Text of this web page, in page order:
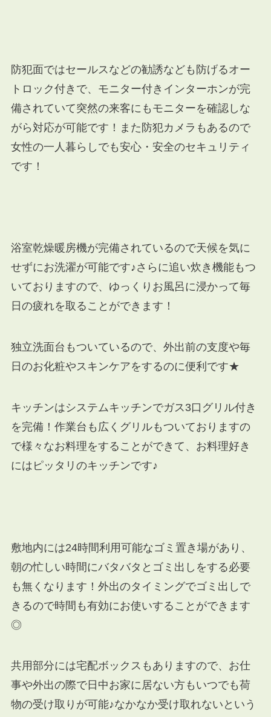
防犯面ではセールスなどの勧誘なども防げるオー
トロック付きで、モニター付きインターホンが完
備されていて突然の来客にもモニターを確認しな
がら対応が可能です！また防犯カメラもあるので
女性の一人暮らしでも安心・安全のセキュリティ
です！
浴室乾燥暖房機が完備されているので天候を気に
せずにお洗濯が可能です♪さらに追い炊き機能もつ
いておりますので、ゆっくりお風呂に浸かって毎
日の疲れを取ることができます！
独立洗面台もついているので、外出前の支度や毎
日のお化粧やスキンケアをするのに便利です★
キッチンはシステムキッチンでガス3口グリル付き
を完備！作業台も広くグリルもついておりますの
で様々なお料理をすることができて、お料理好き
にはピッタリのキッチンです♪
敷地内には24時間利用可能なゴミ置き場があり、
朝の忙しい時間にバタバタとゴミ出しをする必要
も無くなります！外出のタイミングでゴミ出しで
きるので時間も有効にお使いすることができます
◎
共用部分には宅配ボックスもありますので、お仕
事や外出の際で日中お家に居ない方もいつでも荷
物の受け取りが可能♪なかなか受け取れないという